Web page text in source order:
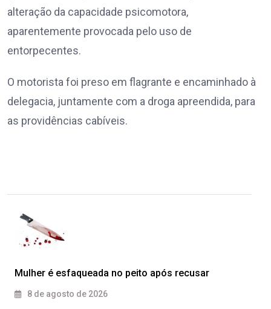
alteração da capacidade psicomotora,
aparentemente provocada pelo uso de
entorpecentes.
O motorista foi preso em flagrante e encaminhado à
delegacia, juntamente com a droga apreendida, para
as providências cabíveis.
Mulher é esfaqueada no peito após recusar
8 de agosto de 2026